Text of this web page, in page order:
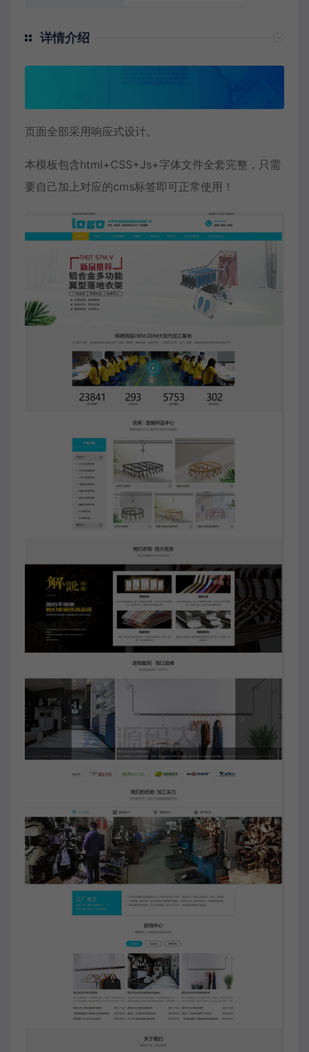
详情介绍
页面全部采用响应式设计。
本模板包含html+CSS+Js+字体文件全套完整，只需
要自己加上对应的cms标签即可正常使用！